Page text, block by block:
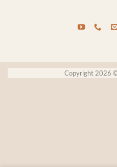
Copyright 2026